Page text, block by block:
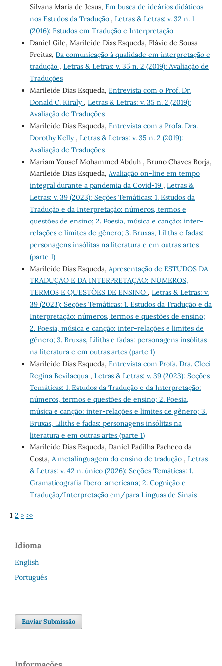
Silvana Maria de Jesus, Em busca de ideários didáticos
nos Estudos da Tradução , Letras & Letras: v. 32 n. 1
(2016): Estudos em Tradução e Interpretação
Daniel Gile, Marileide Dias Esqueda, Flávio de Sousa
Freitas, Da comunicação à qualidade em interpretação e
tradução , Letras & Letras: v. 35 n. 2 (2019): Avaliação de
Traduções
Marileide Dias Esqueda, Entrevista com o Prof. Dr.
Donald C. Kiraly , Letras & Letras: v. 35 n. 2 (2019):
Avaliação de Traduções
Marileide Dias Esqueda, Entrevista com a Profa. Dra.
Dorothy Kelly , Letras & Letras: v. 35 n. 2 (2019):
Avaliação de Traduções
Mariam Yousef Mohammed Abduh , Bruno Chaves Borja,
Marileide Dias Esqueda, Avaliação on-line em tempo
integral durante a pandemia da Covid-19 , Letras &
Letras: v. 39 (2023): Seções Temáticas: 1. Estudos da
Tradução e da Interpretação: números, termos e
questões de ensino; 2. Poesia, música e canção: inter-
relações e limites de gênero; 3. Bruxas, Liliths e fadas:
personagens insólitas na literatura e em outras artes
(parte 1)
Marileide Dias Esqueda, Apresentação de ESTUDOS DA
TRADUÇÃO E DA INTERPRETAÇÃO: NÚMEROS,
TERMOS E QUESTÕES DE ENSINO , Letras & Letras: v.
39 (2023): Seções Temáticas: 1. Estudos da Tradução e da
Interpretação: números, termos e questões de ensino;
2. Poesia, música e canção: inter-relações e limites de
gênero; 3. Bruxas, Liliths e fadas: personagens insólitas
na literatura e em outras artes (parte 1)
Marileide Dias Esqueda, Entrevista com Profa. Dra. Cleci
Regina Bevilacqua , Letras & Letras: v. 39 (2023): Seções
Temáticas: 1. Estudos da Tradução e da Interpretação:
números, termos e questões de ensino; 2. Poesia,
música e canção: inter-relações e limites de gênero; 3.
Bruxas, Liliths e fadas: personagens insólitas na
literatura e em outras artes (parte 1)
Marileide Dias Esqueda, Daniel Padilha Pacheco da
Costa, A metalinguagem do ensino de tradução , Letras
& Letras: v. 42 n. único (2026): Seções Temáticas: 1.
Gramaticografia Ibero-americana; 2. Cognição e
Tradução/Interpretação em/para Línguas de Sinais
1 2 > >>
Idioma
English
Português
Enviar Submissão